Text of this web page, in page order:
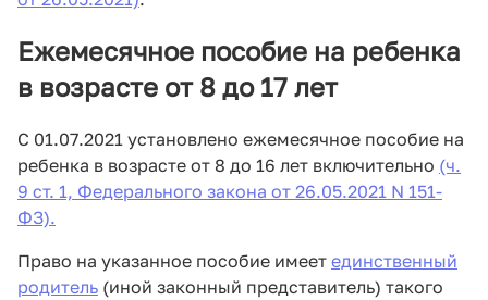
Ежемесячное пособие на ребенка
в возрасте от 8 до 17 лет
С 01.07.2021 установлено ежемесячное пособие на
ребенка в возрасте от 8 до 16 лет включительно (ч.
9 ст. 1, Федерального закона от 26.05.2021 N 151-
ФЗ).
Право на указанное пособие имеет единственный
родитель (иной законный представитель) такого